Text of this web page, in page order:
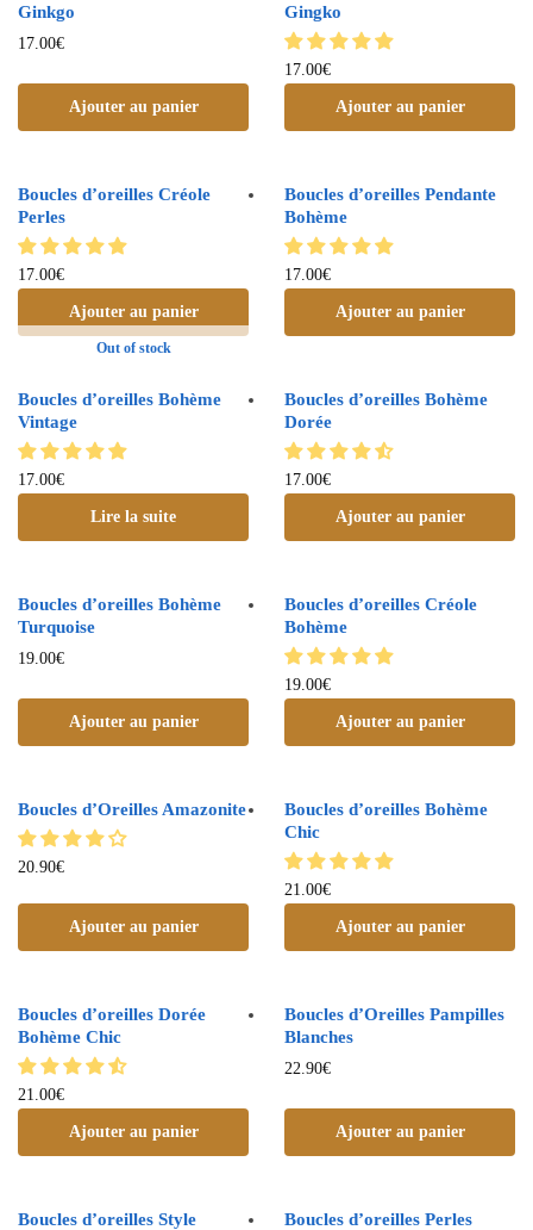
Ginkgo
17.00€
Ajouter au panier
Gingko
17.00€
Ajouter au panier
Boucles d’oreilles Créole
Perles
17.00€
Ajouter au panier
Boucles d’oreilles Pendante
Bohème
17.00€
Ajouter au panier
Out of stock
Boucles d’oreilles Bohème
Vintage
17.00€
Lire la suite
Boucles d’oreilles Bohème
Dorée
17.00€
Ajouter au panier
Boucles d’oreilles Bohème
Turquoise
19.00€
Ajouter au panier
Boucles d’oreilles Créole
Bohème
19.00€
Ajouter au panier
Boucles d’Oreilles Amazonite
20.90€
Ajouter au panier
Boucles d’oreilles Bohème
Chic
21.00€
Ajouter au panier
Boucles d’oreilles Dorée
Bohème Chic
21.00€
Ajouter au panier
Boucles d’Oreilles Pampilles
Blanches
22.90€
Ajouter au panier
Boucles d’oreilles Style
Boucles d’oreilles Perles